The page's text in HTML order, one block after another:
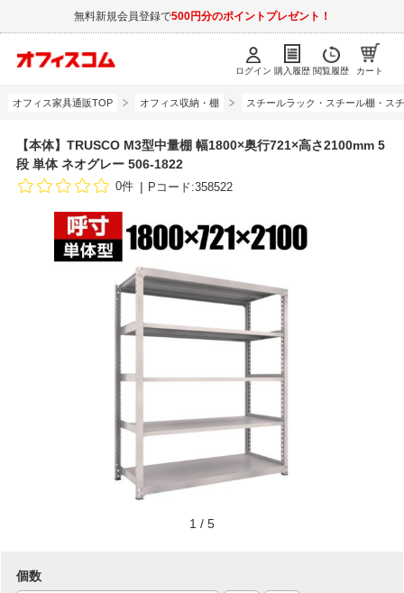
無料新規会員登録で500円分のポイントプレゼント！
ログイン 購入履歴 閲覧履歴 カート
オフィス家具通販TOP オフィス収納・棚 スチールラック・スチール棚・ス
【本体】TRUSCO M3型中量棚 幅1800×奥行721×高さ2100mm 5
段 単体 ネオグレー 506-1822
0件 Pコード:358522
1 / 5
個数